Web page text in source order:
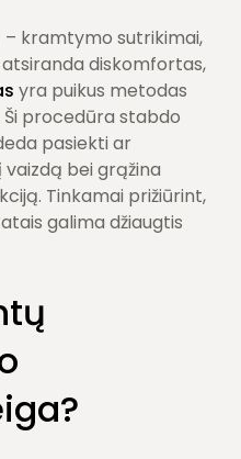
kramtymo sutrikimai,
diskomfortas,
yra puikus metodas
procedūra stabdo
pasiekti ar
bei grąžina
Tinkamai prižiūrint,
galima džiaugtis